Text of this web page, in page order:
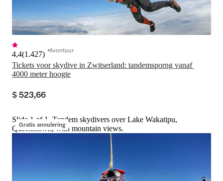
Tickets voor skydive in Zwitserland: tandemsporng vanaf
4000 meter hoogte
4,4(1.427) Avontuur
$ 523,66
Gratis annulering
Slide 1 of 1, Tandem skydivers over Lake Wakatipu,
Queenstown, with mountain views.